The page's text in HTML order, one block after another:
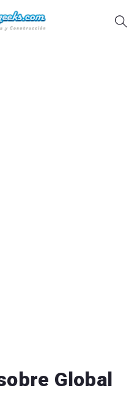
Global